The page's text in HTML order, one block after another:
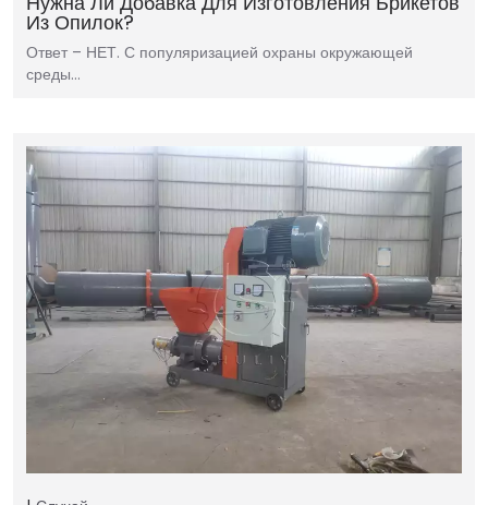
Из Опилок?
Ответ – НЕТ. С популяризацией охраны окружающей
среды…